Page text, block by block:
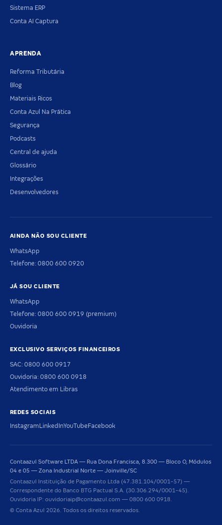
Sistema ERP
Conta AI Captura
APRENDA
Reforma Tributária
Blog
Materiais Ricos
Conta Azul Na Prática
Segurança
Podcasts
Central de ajuda
Glossário
Integrações
Desenvolvedores
AINDA NÃO SOU CLIENTE
WhatsApp
Telefone: 0800 600 0920
JÁ SOU CLIENTE
WhatsApp
Telefone: 0800 600 0919 (premium)
Ouvidoria
EXCLUSIVO SERVIÇOS FINANCEIROS
SAC: 0800 600 0917
Ouvidoria: 0800 600 0918
Atendimento em Libras
REDES SOCIAIS
InstagramLinkedInYouTubeFacebook
Contaazul Software LTDA — Rua Dona Francisca, 8.300 — Bloco O, Módulos
04 e 05 — Zona Industrial Norte — Joinville/SC
Contaazul Instituição de Pagamento Ltda (47.381.104/0001-57) —
Correspondente do Banco BTG Pactual S.A. (30.306.294/0001-45).
Ouvidoria IP: ouvidoriaip@contaazul.com — 0800 600 0918.
© Conta Azul 2026. Todos os direitos reservados.